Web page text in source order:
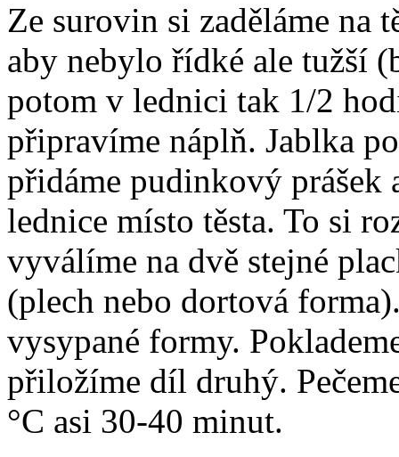
Ze surovin si zaděláme na
aby nebylo řídké ale tužší
potom v lednici tak 1/2
připravíme náplň. Jablka
přidáme pudinkový prášek
lednice místo těsta. To si
vyválíme na dvě stejné
(plech nebo dortová
vysypané formy.
přiložíme díl druhý.
°C asi 30-40 minut.